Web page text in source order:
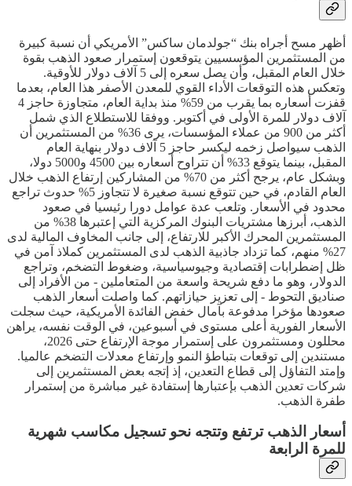
أظهر مسح أجراه بنك “جولدمان ساكس” الأمريكي أن نسبة كبيرة
من المستثمرين المؤسسيين يتوقعون إستمرار صعود الذهب بقوة
خلال العام المقبل، وأن يصل سعره إلى 5 آلاف دولار للأوقية.
وتعكس هذه التوقعات الأداء القوي للمعدن الأصفر هذا العام، بعدما
قفزت أسعاره بما يقرب من 59% منذ بداية العام، متجاوزة حاجز 4
آلاف دولار للمرة الأولى في أكتوبر. ووفقا للاستطلاع الذي شمل
أكثر من 900 من عملاء المؤسسات، يرى 36% من المستثمرين أن
الذهب سيواصل زخمه ليكسر حاجز 5 آلاف دولار بنهاية العام
المقبل، بينما يتوقع 33% أن تتراوح أسعاره بين 4500 و5000 دولا،
وبشكل عام، يرجح أكثر من 70% من المشاركين إرتفاع الذهب خلال
العام القادم، في حين تتوقع نسبة صغيرة لا تتجاوز 5% حدوث تراجع
محدود في الأسعار. وتلعب عدة عوامل دورا رئيسيا في صعود
الذهب، أبرزها مشتريات البنوك المركزية التي إعتبرها 38% من
المستثمرين المحرك الأكبر للارتفاع، إلى جانب المخاوف المالية لدى
27% منهم، كما تزداد جاذبية الذهب لدى المستثمرين كملاذ آمن في
ظل إضطرابات إقتصادية وجيوسياسية، وضغوط التضخم، وتراجع
الدولار، وهو ما دفع شريحة واسعة من المتعاملين - من الأفراد إلى
صناديق التحوط - إلى تعزيز حيازاتهم. كما واصلت أسعار الذهب
صعودها مؤخرا مدفوعة بآمال خفض الفائدة الأمريكية، حيث سجلت
الأسعار الفورية أعلى مستوى في أسبوعين، في الوقت نفسه، يراهن
محللون ومستثمرون على إستمرار موجة الإرتفاع حتى 2026،
مستندين إلى توقعات بتباطؤ النمو وإرتفاع معدلات التضخم عالميا.
وإمتد التفاؤل إلى قطاع التعدين، إذ إتجه بعض المستثمرين إلى
شركات تعدين الذهب بإعتبارها إستفادة غير مباشرة من إستمرار
طفرة الذهب.
أسعار الذهب ترتفع وتتجه نحو تسجيل مكاسب شهرية
للمرة الرابعة